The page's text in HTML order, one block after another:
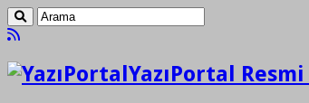
YazıPortal